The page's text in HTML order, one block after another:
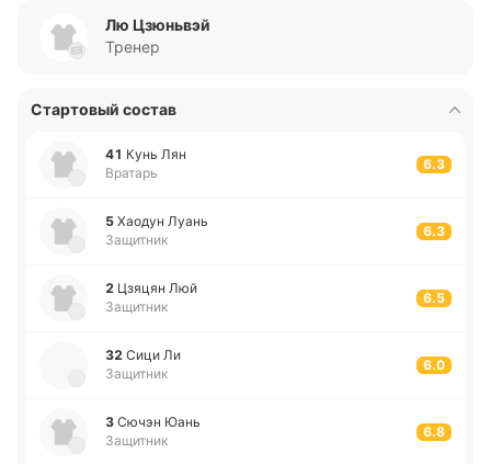
Лю Цзюньвэй
Тренер
Стартовый состав
41 Кунь Лян
Вратарь
6.3
5 Хаодун Луань
Защитник
6.3
2 Цзяцян Люй
Защитник
6.5
32 Сици Ли
Защитник
6.0
3 Сючэн Юань
Защитник
6.8